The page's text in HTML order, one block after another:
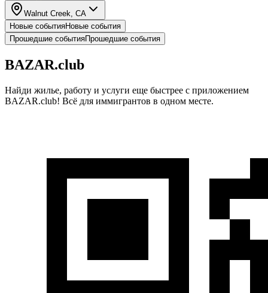
Walnut Creek, CA
Новые событияНовые события
Прошедшие событияПрошедшие события
BAZAR.club
Найди жилье, работу и услуги еще быстрее с приложением
BAZAR.club! Всё для иммигрантов в одном месте.